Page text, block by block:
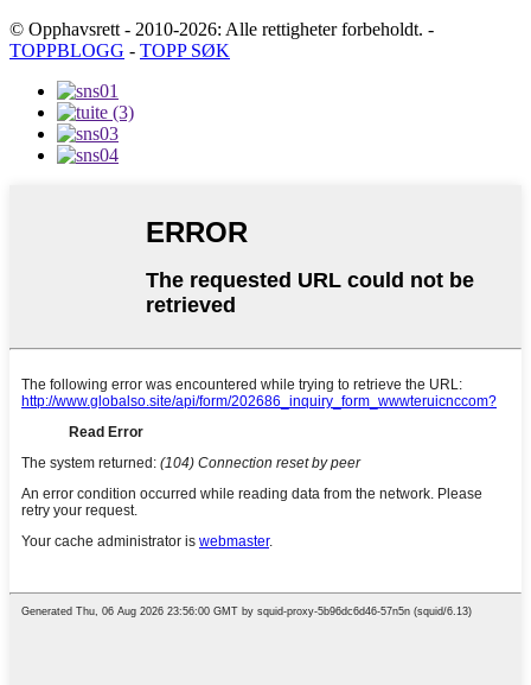
© Opphavsrett - 2010-2026: Alle rettigheter forbeholdt. -
TOPPBLOGG - TOPP SØK